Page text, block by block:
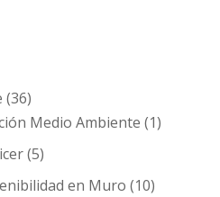
(36)
Medio Ambiente (1)
(5)
en Muro (10)